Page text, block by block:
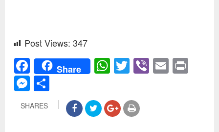
Post Views: 347
Facebook
Share WhatsApp
Twitter
Viber
Email
Messenger
SHARES